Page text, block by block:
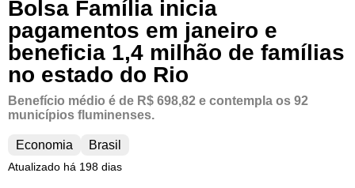
Bolsa Família inicia
pagamentos em janeiro e
beneficia 1,4 milhão de famílias
no estado do Rio
Benefício médio é de R$ 698,82 e contempla os 92
municípios fluminenses.
Economia Brasil
Atualizado há 198 dias